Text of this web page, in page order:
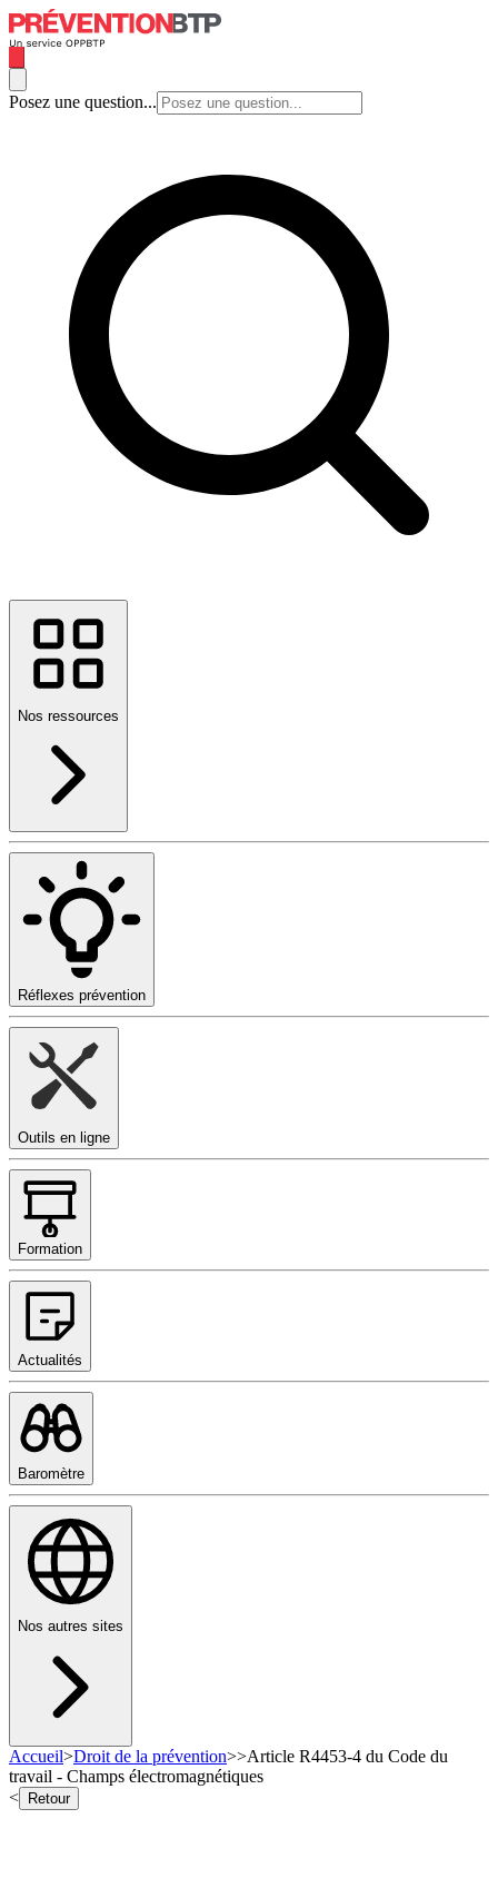
Posez une question...
Nos ressources
Réflexes prévention
Outils en ligne
Formation
Actualités
Baromètre
Nos autres sites
Accueil>Droit de la prévention>>Article R4453-4 du Code du
travail - Champs électromagnétiques
<
Retour